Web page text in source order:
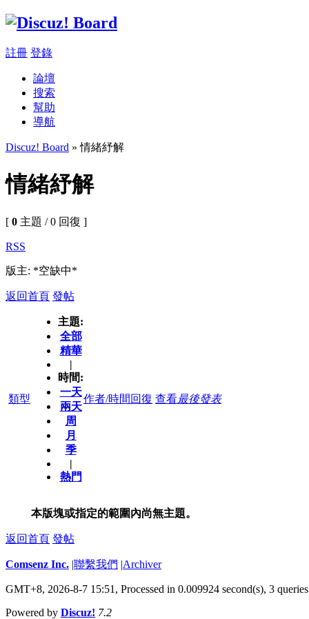
註冊 登錄
論壇
搜索
幫助
導航
Discuz! Board » 情緒紓解
情緒紓解
[ 0 主題 / 0 回復 ]
RSS
版主: *空缺中*
返回首頁 發帖
類型
主題:
全部
精華
|
時間:
一天
兩天
周
月
季
|
熱門
作者/時間 回復 查看最後發表
本版塊或指定的範圍內尚無主題。
返回首頁 發帖
Comsenz Inc. |聯繫我們 |Archiver
GMT+8, 2026-8-7 15:51, Processed in 0.009924 second(s), 3 queries
Powered by Discuz! 7.2